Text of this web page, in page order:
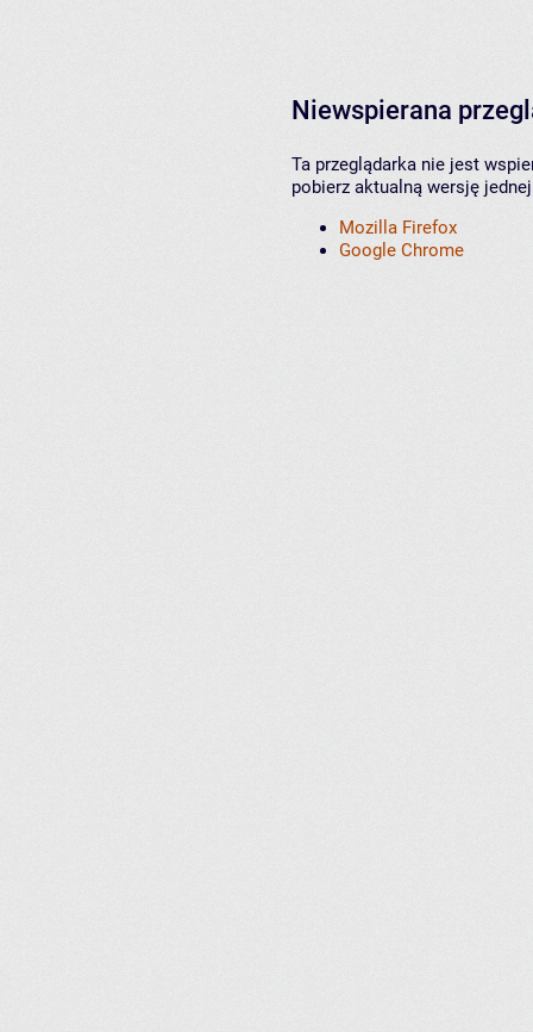
Niewspierana
Ta przeglądarka nie jest
pobierz aktualną wersję
Mozilla Firefox
Google Chrome